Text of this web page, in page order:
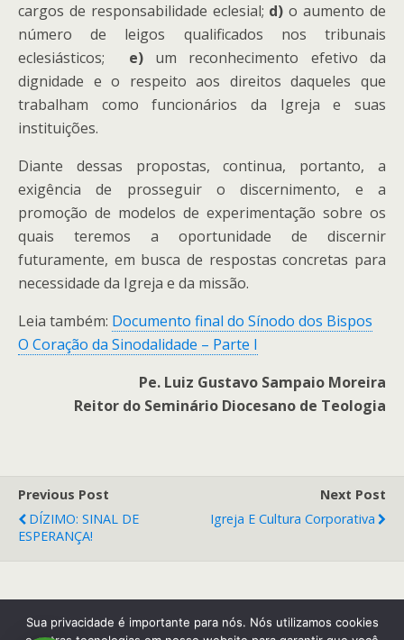
cargos de responsabilidade eclesial; d) o aumento de
número de leigos qualificados nos tribunais
eclesiásticos; e)um reconhecimento efetivo da
dignidade e o respeito aos direitos daqueles que
trabalham como funcionários da Igreja e suas
instituições.
Diante dessas propostas, continua, portanto, a
exigência de prosseguir o discernimento, e a
promoção de modelos de experimentação sobre os
quais teremos a oportunidade de discernir
futuramente, em busca de respostas concretas para
necessidade da Igreja e da missão.
Leia também: Documento final do Sínodo dos Bispos
O Coração da Sinodalidade – Parte I
Pe. Luiz Gustavo Sampaio Moreira
Reitor do Seminário Diocesano de Teologia
Previous Post
DÍZIMO: SINAL DE
ESPERANÇA!
Next Post
Igreja E Cultura Corporativa
Back to top
Sua privacidade é importante para nós. Nós utilizamos cookies